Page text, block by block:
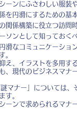
ーンにふさわしい服装
を円滑にするための基
関係構築に役立つ訪問
ソンとして知っておく
円滑なコミュニケーショ
。
え、イラストを多用
、現代のビジネスマナ
マナー」については
す。
ーンで求められるマナ